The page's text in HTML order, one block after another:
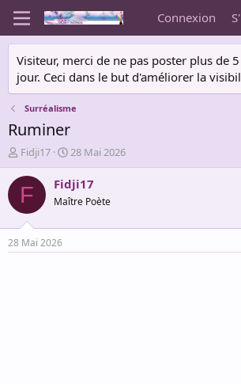
Connexion
Visiteur, merci de ne pas poster plus de
jour. Ceci dans le but d'améliorer la
Surréalisme
Ruminer
A
u
t
e
r
d
e
Fidji17
D
a
t
e
d
é
28 Mai 2026
F Fidji17
Maître Poète
28 Mai 2026